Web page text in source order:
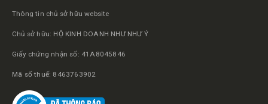
Thông tin chủ sở hữu website
Chủ sở hữu: HỘ KINH DOANH NHƯ NHƯ Ý
Giấy chứng nhận số: 41A8045846
Mã số thuế: 8463763902